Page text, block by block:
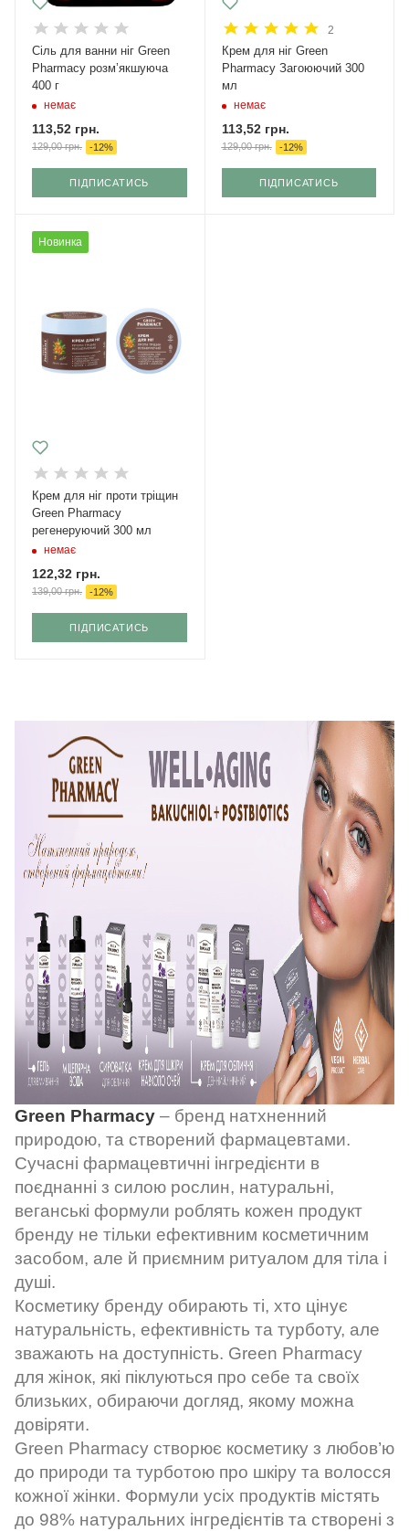
Сіль для ванни ніг Green
Рharmacy розм’якшуюча
400 г
немає
113,52 грн.
129,00грн. -12%
ПІДПИСАТИСЬ
2
Крем для ніг Green
Pharmacy Загоюючий 300
мл
немає
113,52грн.
129,00грн. -12%
ПІДПИСАТИСЬ
Новинка
Крем для ніг проти тріщин
Green Pharmacy
регенеруючий 300 мл
немає
122,32 грн.
139,00грн. -12%
ПІДПИСАТИСЬ
Green Pharmacy – бренд натхненний
природою, та створений фармацевтами.
Сучасні фармацевтичні інгредієнти в
поєднанні з силою рослин, натуральні,
веганські формули роблять кожен продукт
бренду не тільки ефективним косметичним
засобом, але й приємним ритуалом для тіла і
душі.
Косметику бренду обирають ті, хто цінує
натуральність, ефективність та турботу, але
зважають на доступність. Green Pharmacy
для жінок, які піклуються про себе та своїх
близьких, обираючи догляд, якому можна
довіряти.
Green Pharmacy створює косметику з любов’ю
до природи та турботою про шкіру та волосся
кожної жінки. Формули усіх продуктів містять
до 98% натуральних інгредієнтів та створені з